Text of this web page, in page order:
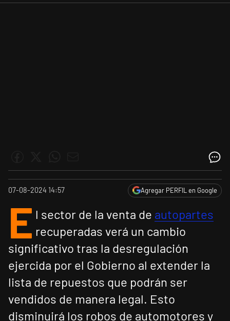
07-08-2024 14:57 Agregar PERFIL en Google
E l sector de la venta de autopartes
recuperadas verá un cambio
significativo tras la desregulación
ejercida por el Gobierno al extender la
lista de repuestos que podrán ser
vendidos de manera legal. Esto
disminuirá los robos de automotores y